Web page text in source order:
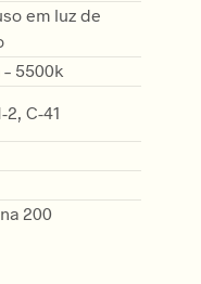
em luz de
5500k
2, C-41
200